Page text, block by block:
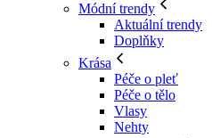
Módní trendy
Aktuální trendy
Doplňky
Krása
Péče o pleť
Péče o tělo
Vlasy
Nehty